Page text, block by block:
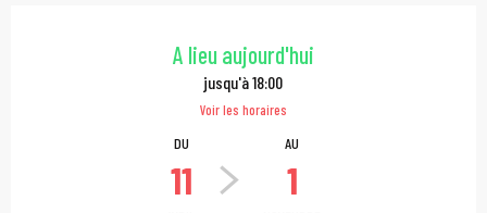
Ouverture et
A lieu aujourd'hui
jusqu'à 18:00
Voir les horaires
DU
11
AU
1